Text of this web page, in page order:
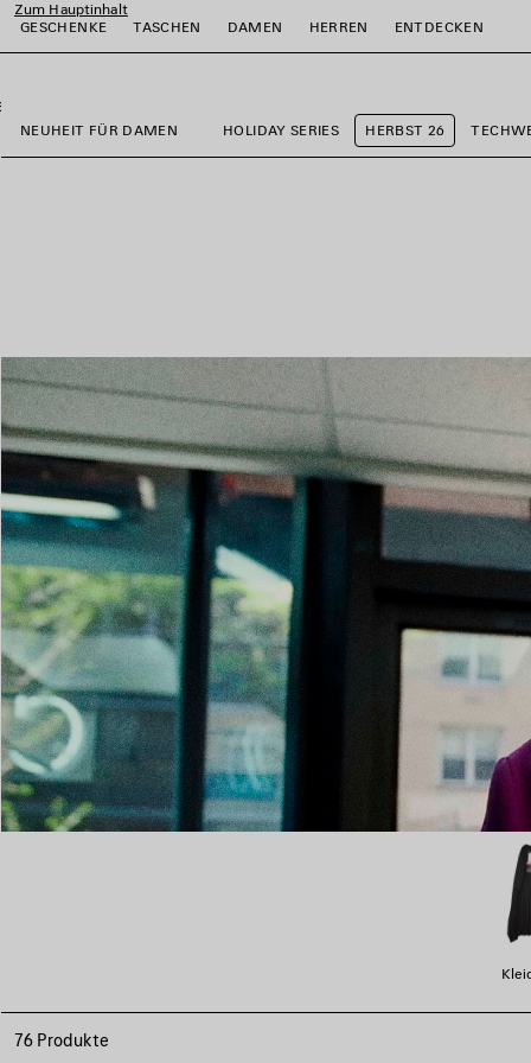
Zum Hauptinhalt
GESCHENKE
TASCHEN DAMEN HERREN ENTDECKEN
NEUHEIT FÜR DAMEN HOLIDAY SERIES HERBST 26
76 Produkte